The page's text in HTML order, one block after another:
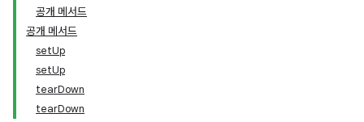
공개 메서드
공개 메서드
setUp
setUp
tearDown
tearDown